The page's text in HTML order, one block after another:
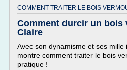
COMMENT TRAITER LE BOIS
Comment durcir un bois
Claire
Avec son dynamisme et ses
montre comment traiter le bois
pratique !